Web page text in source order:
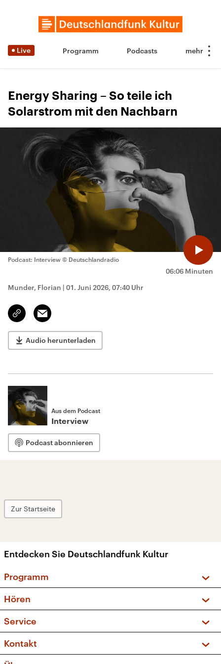
Live Programm Podcasts
Energy Sharing – So teile ich
Solarstrom mit den Nachbarn
06:06 Minuten
Podcast: Interview © Deutschlandradio
Munder, Florian | 01. Juni 2026, 07:40 Uhr
Link
kopieren/teilen
Email
Audio herunterladen
Aus dem Podcast
Interview
Podcast abonnieren
Zur Startseite
Entdecken Sie Deutschlandfunk Kultur
Programm
Sendungen und Podcasts
Musikliste
Kakadu – Das Kinderprogramm
Hören
Frequenzen (UKW + DAB+)
Service
FAQ
Apps
Kontakt